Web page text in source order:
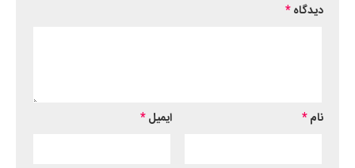
دیدگاه*
نام* ایمیل*